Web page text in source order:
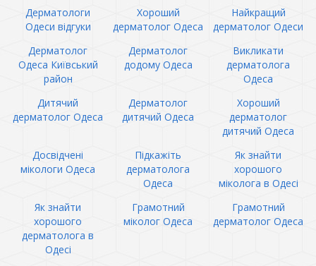
Дерматологи
Одеси відгуки
Хороший
дерматолог Одеса
Найкращий
дерматолог Одеси
Дерматолог
Одеса Київський
район
Дерматолог
додому Одеса
Викликати
дерматолога
Одеса
Дитячий
дерматолог Одеса
Дерматолог
дитячий Одеса
Хороший
дерматолог
дитячий Одеса
Досвідчені
мікологи Одеса
Підкажіть
дерматолога
Одеса
Як знайти
хорошого
міколога в Одесі
Як знайти
хорошого
дерматолога в
Одесі
Грамотний
міколог Одеса
Грамотний
дерматолог Одеса